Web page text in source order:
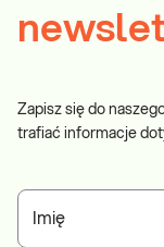
Zapisz się do
trafiać informacje
Imię